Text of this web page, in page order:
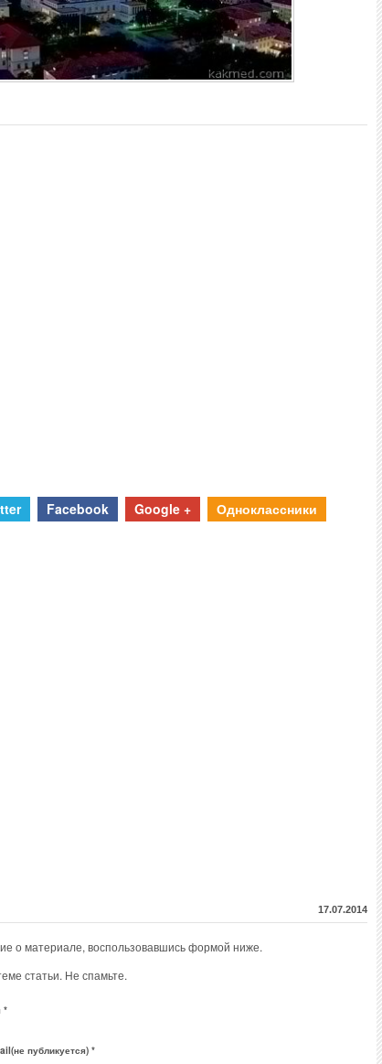
Facebook Google + Одноклассники
17.07.2014
о материале, воспользовавшись формой ниже.
статьи. Не спамьте.
*
публикуется) *